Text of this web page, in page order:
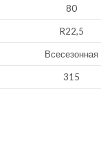
80
R22,5
Всесезонная
315